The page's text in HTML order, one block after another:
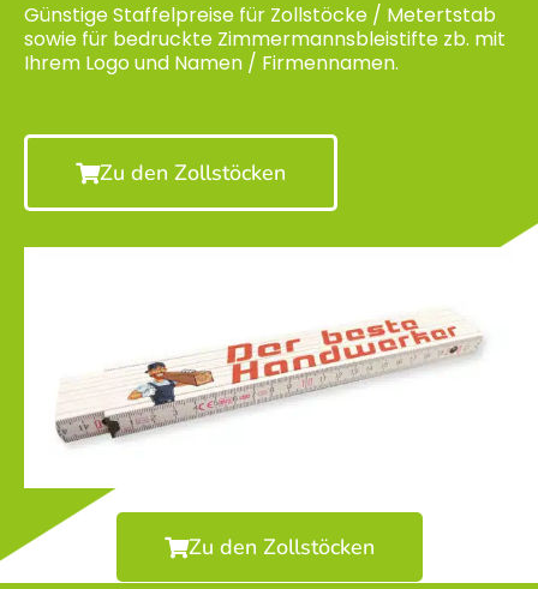
Günstige Staffelpreise für Zollstöcke / Metertstab
sowie für bedruckte Zimmermannsbleistifte zb. mit
Ihrem Logo und Namen / Firmennamen.
Zu den Zollstöcken
Zu den Zollstöcken